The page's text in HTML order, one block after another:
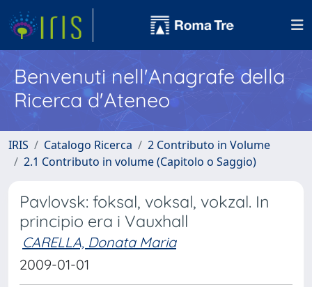
Benvenuti nell'Anagrafe della
Ricerca d'Ateneo
IRIS Catalogo Ricerca
2 Contributo in Volume
2.1 Contributo in volume (Capitolo o Saggio)
Pavlovsk: foksal, voksal, vokzal. In
principio era i Vauxhall
CARELLA, Donata Maria
2009-01-01